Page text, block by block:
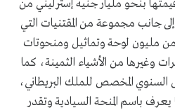
بنحو مليار جنيه إسترليني من
جانب مجموعة من المقتنيات التي
مليون لوحة وتماثيل ومنحوتات
وغيرها من الأشياء الثمينة، كما
المخصص للملك البريطاني،
باسم المنحة السيادية وتقدر